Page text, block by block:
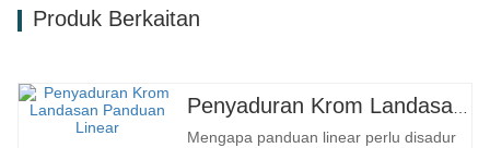
Produk Berkaitan
Mengapa panduan linear perlu disadur